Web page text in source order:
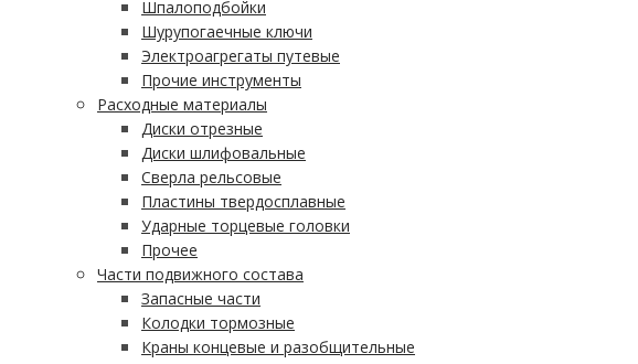
Шпалоподбойки
Шурупогаечные ключи
Электроагрегаты путевые
Прочие инструменты
Расходные материалы
Диски отрезные
Диски шлифовальные
Сверла рельсовые
Пластины твердосплавные
Ударные торцевые головки
Прочее
Части подвижного состава
Запасные части
Колодки тормозные
Краны концевые и разобщительные